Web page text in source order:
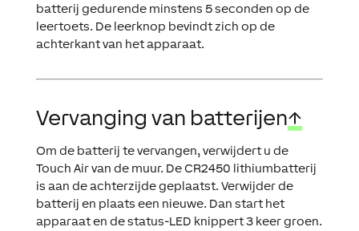
batterij gedurende minstens 5 seconden op de
leertoets. De leerknop bevindt zich op de
achterkant van het apparaat.
Vervanging van batterijen↑
Om de batterij te vervangen, verwijdert u de
Touch Air van de muur. De CR2450 lithiumbatterij
is aan de achterzijde geplaatst. Verwijder de
batterij en plaats een nieuwe. Dan start het
apparaat en de status-LED knippert 3 keer groen.